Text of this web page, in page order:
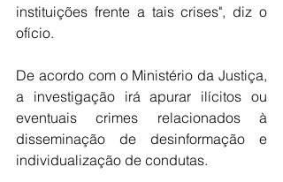
instituições frente a tais crises", diz o
ofício.
De acordo com o Ministério da Justiça,
a investigação irá apurar ilícitos ou
eventuais crimes relacionados à
disseminação de desinformação e
individualização de condutas.